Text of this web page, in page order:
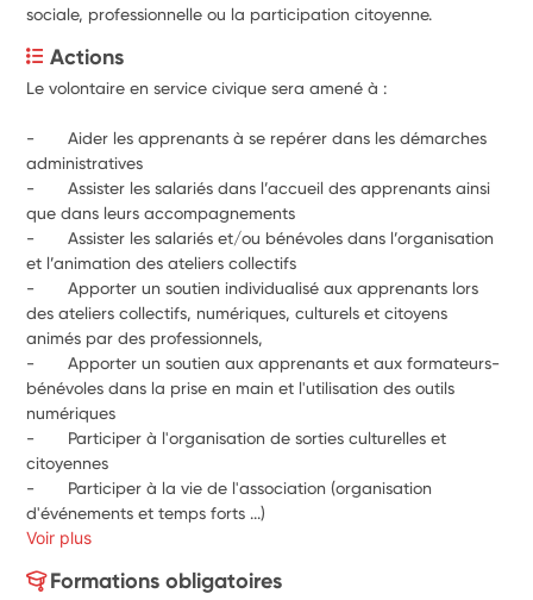
sociale, professionnelle ou la participation citoyenne.
Actions
Le volontaire en service civique sera amené à :
-       Aider les apprenants à se repérer dans les démarches
administratives
-       Assister les salariés dans l’accueil des apprenants ainsi
que dans leurs accompagnements
-       Assister les salariés et/ou bénévoles dans l’organisation
et l’animation des ateliers collectifs
-       Apporter un soutien individualisé aux apprenants lors
des ateliers collectifs, numériques, culturels et citoyens
animés par des professionnels,
-       Apporter un soutien aux apprenants et aux formateurs-
bénévoles dans la prise en main et l'utilisation des outils
numériques
-       Participer à l'organisation de sorties culturelles et
citoyennes
-       Participer à la vie de l'association (organisation
d'événements et temps forts ...)
Voir plus
Formations obligatoires